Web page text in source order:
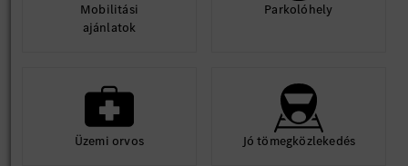
Mobilitási
ajánlatok
Parkolóhely
Üzemi orvos Jó tömegközlekedés